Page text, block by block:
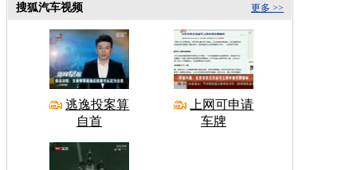
更多 >>
搜狐汽车视频
逃逸投案算
自首
上网可申请
车牌